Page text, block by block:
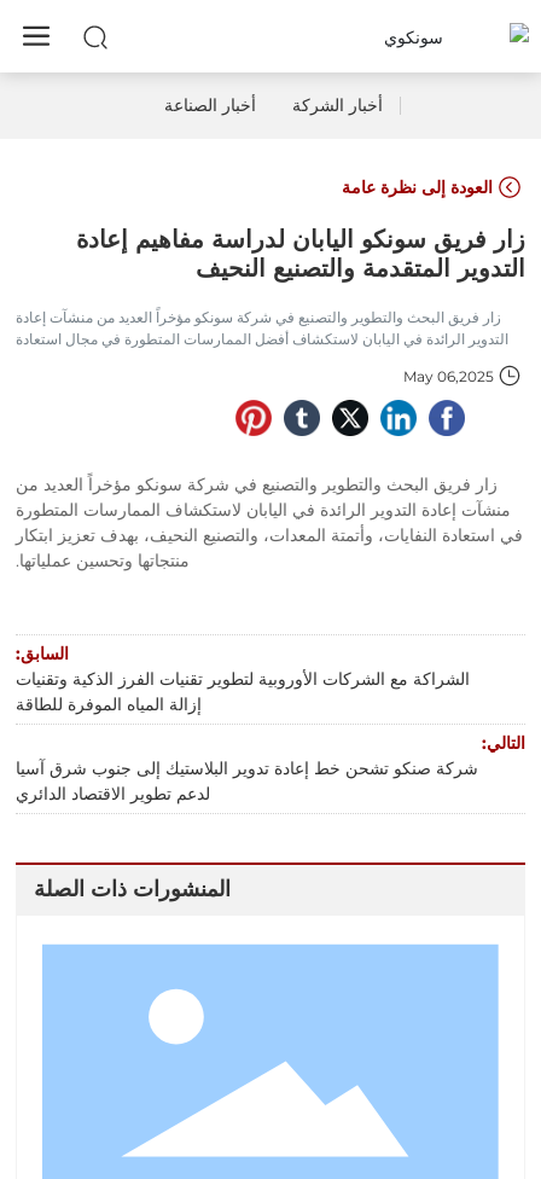
أخبار الشركة أخبار الصناعة
العودة إلى نظرة عامة
زار فريق سونكو اليابان لدراسة مفاهيم إعادة
التدوير المتقدمة والتصنيع النحيف
زار فريق البحث والتطوير والتصنيع في شركة سونكو مؤخراً العديد من منشآت إعادة
التدوير الرائدة في اليابان لاستكشاف أفضل الممارسات المتطورة في مجال استعادة
May 06,2025
زار فريق البحث والتطوير والتصنيع في شركة سونكو مؤخراً العديد من
منشآت إعادة التدوير الرائدة في اليابان لاستكشاف الممارسات المتطورة
في استعادة النفايات، وأتمتة المعدات، والتصنيع النحيف، بهدف تعزيز ابتكار
منتجاتها وتحسين عملياتها.
السابق:
الشراكة مع الشركات الأوروبية لتطوير تقنيات الفرز الذكية وتقنيات
إزالة المياه الموفرة للطاقة
التالي:
شركة صنكو تشحن خط إعادة تدوير البلاستيك إلى جنوب شرق آسيا
لدعم تطوير الاقتصاد الدائري
المنشورات ذات الصلة